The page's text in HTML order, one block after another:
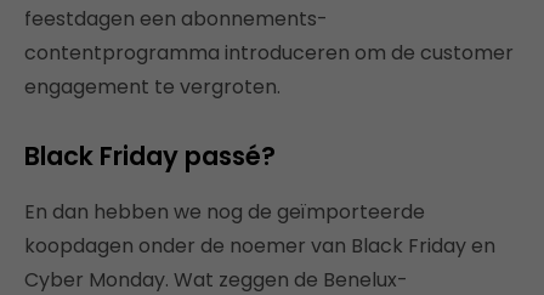
feestdagen een abonnements-
contentprogramma introduceren om de customer
engagement te vergroten.
Black Friday passé?
En dan hebben we nog de geïmporteerde
koopdagen onder de noemer van Black Friday en
Cyber Monday. Wat zeggen de Benelux-